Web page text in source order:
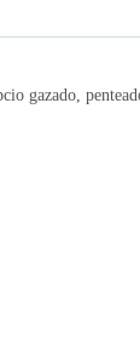
gazado,